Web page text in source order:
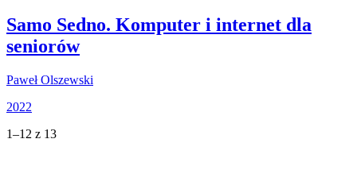
Samo Sedno. Komputer i internet dla
seniorów
Paweł Olszewski
2022
1–12 z 13